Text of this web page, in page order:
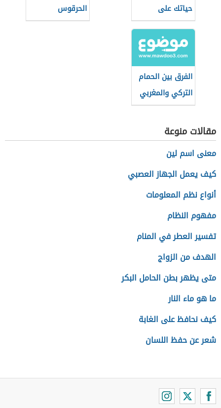
حياتك على
طاقتك الإيجابية؟
الحرقوس
التونسي
الفرق بين الحمام
التركي والمغربي
مقالات منوعة
معنى اسم لين
كيف يعمل الجهاز العصبي
أنواع نظم المعلومات
مفهوم النظام
تفسير العطر في المنام
الهدف من الزواج
متى يظهر بطن الحامل البكر
ما هو ماء النار
كيف نحافظ على الغابة
شعر عن حفظ اللسان